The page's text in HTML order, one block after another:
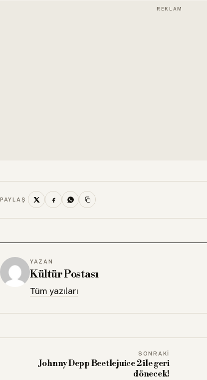
PAYLAŞ
YAZAN
Kültür Postası
Tüm yazıları
SONRAKI
Johnny Depp Beetlejuice 2 ile geri
dönecek!